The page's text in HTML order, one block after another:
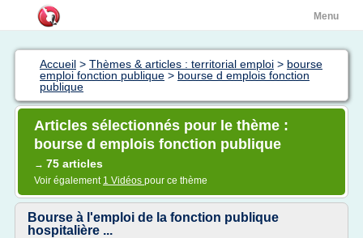
Menu
Accueil > Thèmes & articles : territorial emploi > bourse
emploi fonction publique > bourse d emplois fonction
publique
Articles sélectionnés pour le thème :
bourse d emplois fonction publique
→ 75 articles
Voir également 1 Vidéos pour ce thème
Bourse à l'emploi de la fonction publique
hospitalière ...